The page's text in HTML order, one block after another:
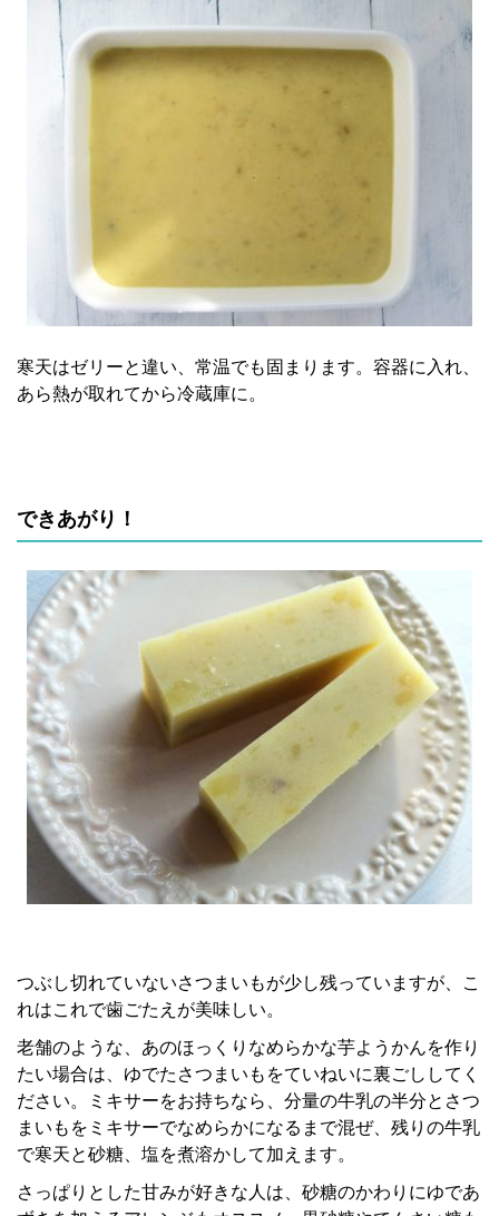
寒天はゼリーと違い、常温でも固まります。容器に入れ、
あら熱が取れてから冷蔵庫に。
できあがり！
つぶし切れていないさつまいもが少し残っていますが、こ
れはこれで歯ごたえが美味しい。
老舗のような、あのほっくりなめらかな芋ようかんを作り
たい場合は、ゆでたさつまいもをていねいに裏ごししてく
ださい。ミキサーをお持ちなら、分量の牛乳の半分とさつ
まいもをミキサーでなめらかになるまで混ぜ、残りの牛乳
で寒天と砂糖、塩を煮溶かして加えます。
さっぱりとした甘みが好きな人は、砂糖のかわりにゆであ